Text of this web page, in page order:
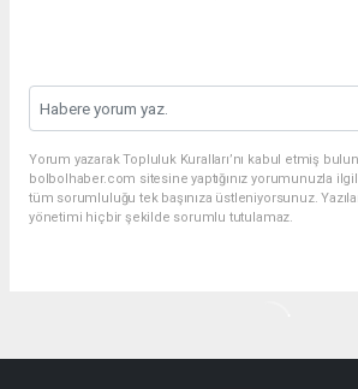
Yorum yazarak Topluluk Kuralları’nı kabul etmiş
bolbolhaber.com sitesine yaptığınız yorumunuzla
tüm sorumluluğu tek başınıza üstleniyorsunuz.
yönetimi hiçbir şekilde sorumlu tutulamaz.